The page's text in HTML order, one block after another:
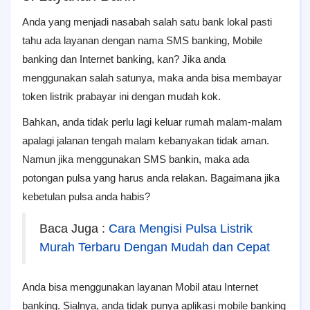
Anda yang menjadi nasabah salah satu bank lokal pasti
tahu ada layanan dengan nama SMS banking, Mobile
banking dan Internet banking, kan? Jika anda
menggunakan salah satunya, maka anda bisa membayar
token listrik prabayar ini dengan mudah kok.
Bahkan, anda tidak perlu lagi keluar rumah malam-malam
apalagi jalanan tengah malam kebanyakan tidak aman.
Namun jika menggunakan SMS bankin, maka ada
potongan pulsa yang harus anda relakan. Bagaimana jika
kebetulan pulsa anda habis?
Baca Juga : Cara Mengisi Pulsa Listrik
Murah Terbaru Dengan Mudah dan Cepat
Anda bisa menggunakan layanan Mobil atau Internet
banking. Sialnya, anda tidak punya aplikasi mobile banking